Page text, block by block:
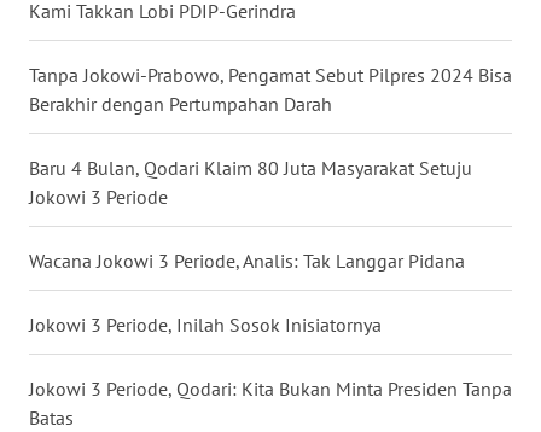
Kami Takkan Lobi PDIP-Gerindra
Tanpa Jokowi-Prabowo, Pengamat Sebut Pilpres 2024 Bisa
Berakhir dengan Pertumpahan Darah
Baru 4 Bulan, Qodari Klaim 80 Juta Masyarakat Setuju
Jokowi 3 Periode
Wacana Jokowi 3 Periode, Analis: Tak Langgar Pidana
Jokowi 3 Periode, Inilah Sosok Inisiatornya
Jokowi 3 Periode, Qodari: Kita Bukan Minta Presiden Tanpa
Batas
WN
JATIM
WN
BALI
WN
KALBAR